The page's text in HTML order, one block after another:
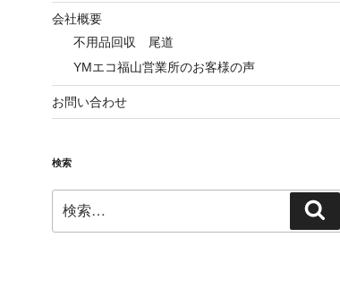
会社概要
不用品回収 尾道
YMエコ福山営業所のお客様の声
お問い合わせ
検索
索:
索